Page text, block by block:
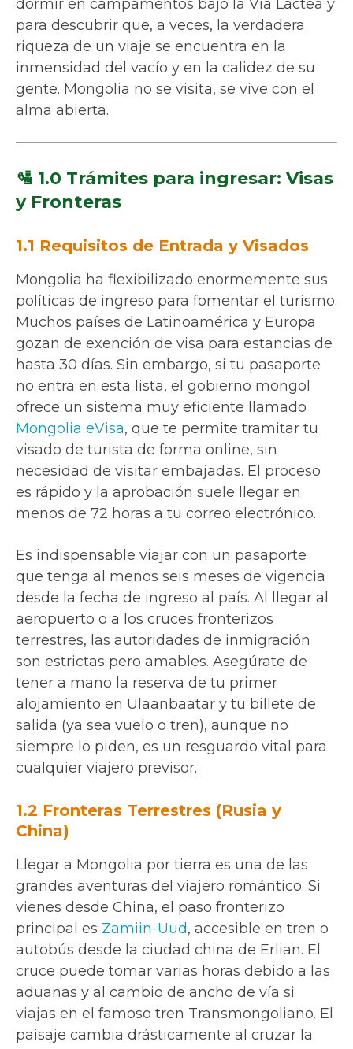
dormir en campamentos bajo la Vía Láctea y
para descubrir que, a veces, la verdadera
riqueza de un viaje se encuentra en la
inmensidad del vacío y en la calidez de su
gente. Mongolia no se visita, se vive con el
alma abierta.
🛂 1.0 Trámites para ingresar: Visas
y Fronteras
1.1 Requisitos de Entrada y Visados
Mongolia ha flexibilizado enormemente sus
políticas de ingreso para fomentar el turismo.
Muchos países de Latinoamérica y Europa
gozan de exención de visa para estancias de
hasta 30 días. Sin embargo, si tu pasaporte
no entra en esta lista, el gobierno mongol
ofrece un sistema muy eficiente llamado
Mongolia eVisa, que te permite tramitar tu
visado de turista de forma online, sin
necesidad de visitar embajadas. El proceso
es rápido y la aprobación suele llegar en
menos de 72 horas a tu correo electrónico.
Es indispensable viajar con un pasaporte
que tenga al menos seis meses de vigencia
desde la fecha de ingreso al país. Al llegar al
aeropuerto o a los cruces fronterizos
terrestres, las autoridades de inmigración
son estrictas pero amables. Asegúrate de
tener a mano la reserva de tu primer
alojamiento en Ulaanbaatar y tu billete de
salida (ya sea vuelo o tren), aunque no
siempre lo piden, es un resguardo vital para
cualquier viajero previsor.
1.2 Fronteras Terrestres (Rusia y
China)
Llegar a Mongolia por tierra es una de las
grandes aventuras del viajero romántico. Si
vienes desde China, el paso fronterizo
principal es Zamiin-Uud, accesible en tren o
autobús desde la ciudad china de Erlian. El
cruce puede tomar varias horas debido a las
aduanas y al cambio de ancho de vía si
viajas en el famoso tren Transmongoliano. El
paisaje cambia drásticamente al cruzar la